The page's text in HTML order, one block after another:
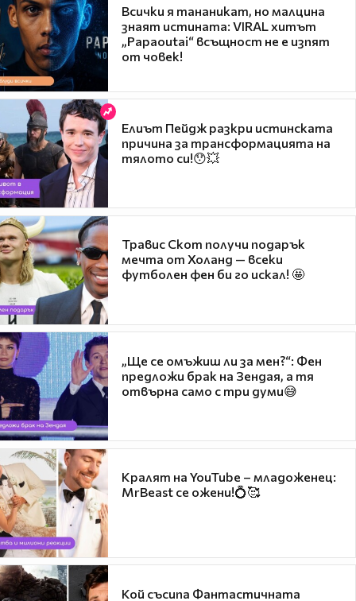
Всички я тананикат, но малцина
знаят истината: VIRAL хитът
„Papaoutai“ всъщност не е изпят
от човек!
Елиът Пейдж разкри истинската
причина за трансформацията на
тялото си!😯💥
Травис Скот получи подарък
мечта от Холанд — всеки
футболен фен би го искал! 🤩
„Ще се омъжиш ли за мен?“: Фен
предложи брак на Зендая, а тя
отвърна само с три думи😅
Кралят на YouTube – младоженец:
MrBeast се ожени!💍🥰
Кой съсипа Фантастичната